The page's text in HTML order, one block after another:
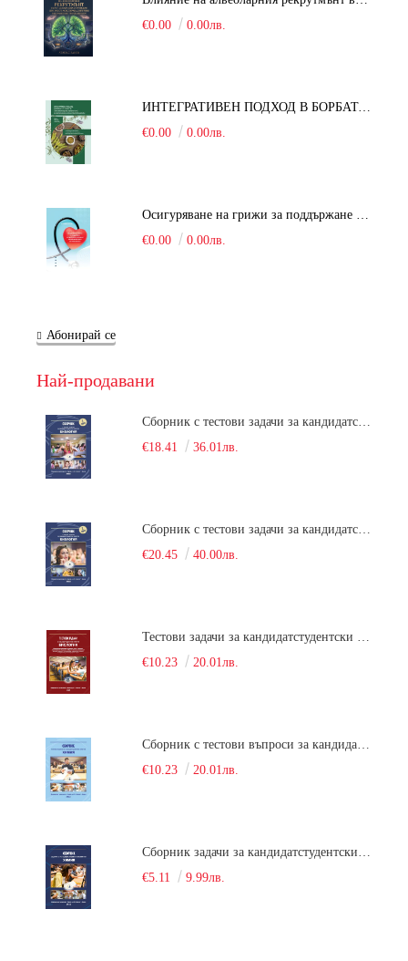
€0.00
0.00лв.
ИНТЕГРАТИВЕН ПОДХОД В БОРБАТА С COVID-19: От патогенезата на Sars-Cov-2 до фитомедицината и етноботаниката. Антивирусна активност и терапевтичен потенциал на българските лечебни растения
€0.00
0.00лв.
€0.00
0.00лв.
Абонирай се
Най-продавани
€18.41
36.01лв.
€20.45
40.00лв.
€10.23
20.01лв.
€10.23
20.01лв.
€5.11
9.99лв.